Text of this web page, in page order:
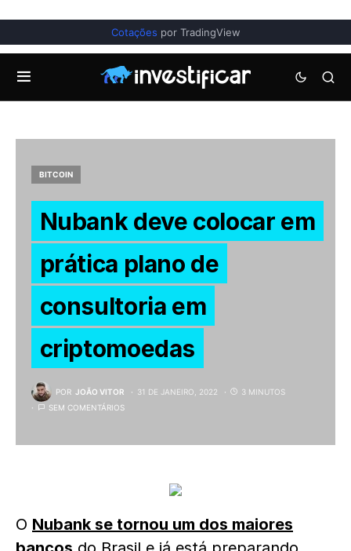
Cotações por TradingView
BITCOIN
Nubank deve colocar em
prática plano de
consultoria em
criptomoedas
POR JOÃO VITOR 31 DE JANEIRO, 2022
3 MINUTOS
SEM COMENTÁRIOS
O Nubank se tornou um dos maiores